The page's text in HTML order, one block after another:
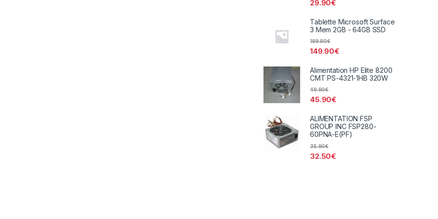
29.90€
Tablette Microsoft Surface
3 Mem 2GB - 64GB SSD
149.90€
199.90€
Alimentation HP Elite 8200
CMT PS-4321-1HB 320W
45.90€
49.90€
ALIMENTATION FSP
GROUP INC FSP280-
60PNA-E(PF)
32.50€
35.90€